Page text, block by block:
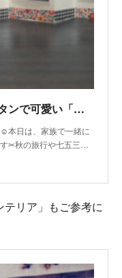
お子さまと一緒に作れる！カンタンで可愛い「じゃばら写真立て」の作り方
本日は、家族で一緒に
✂秋の旅行や七五三…
リア」もご参考に